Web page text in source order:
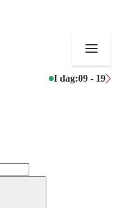
I dag:09 - 19